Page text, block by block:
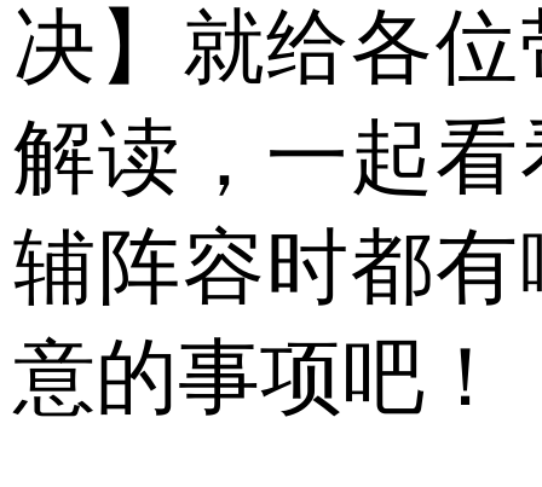
决】就给各
解读，一起
辅阵容时都
意的事项吧！